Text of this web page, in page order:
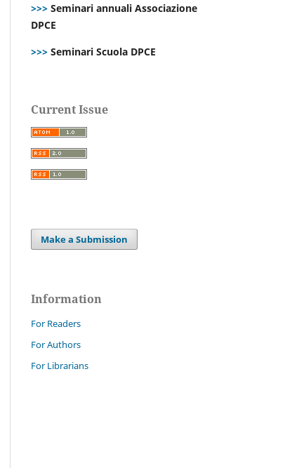
>>> Seminari annuali Associazione
DPCE
>>> Seminari Scuola DPCE
Current Issue
Make a Submission
Information
For Readers
For Authors
For Librarians